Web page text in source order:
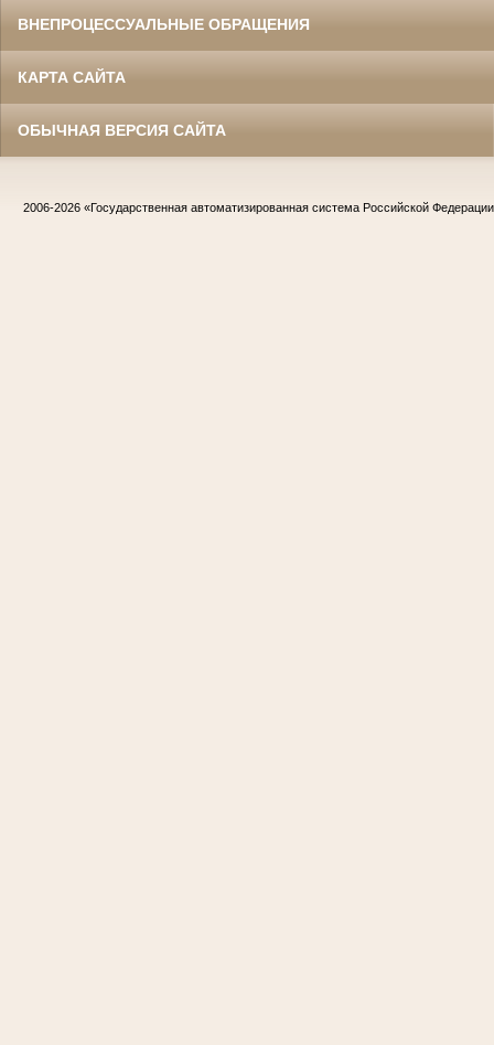
ВНЕПРОЦЕССУАЛЬНЫЕ ОБРАЩЕНИЯ
КАРТА САЙТА
ОБЫЧНАЯ ВЕРСИЯ САЙТА
2006-2026 «Государственная автоматизированная система Российской